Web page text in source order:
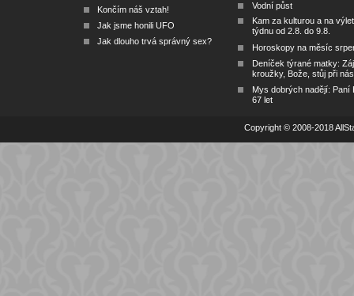
Končím náš vztah!
Jak jsme honili UFO
Jak dlouho trvá správný sex?
Vodní půst
Kam za kulturou a na
týdnu od 2.8. do 9.8.
Horoskopy na měsíc
Deníček týrané matky:
kroužky, Bože, stůj při nás
Mys dobrých nadějí: Paní
67 let
Copyright © 2008-2018